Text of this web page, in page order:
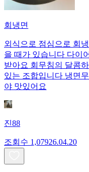
회냉면
외식으로 점심으로 회
을 때가 있습니다 다이
받아요 회무침의 달콤
있는 조합입니다 냉면
야 맛있어요
진88
조회수 1,07926.04.20